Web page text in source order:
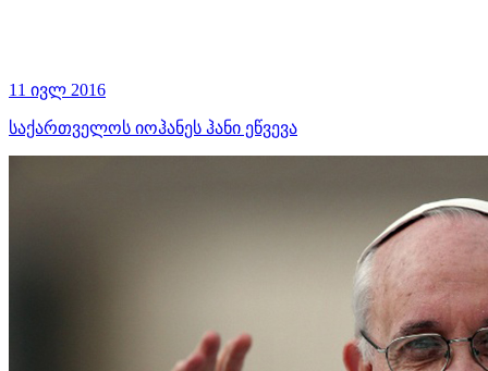
11 ივლ 2016
საქართველოს იოჰანეს ჰანი ეწვევა